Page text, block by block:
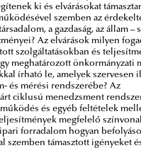
ki és elvárásokat
szemben az
a gazdaság, az állam –
Az elvárások milyen
szolgáltatásokban és
meghatározott önkormányzati
írható le, amelyek szervesen
és mérési rendszerébe? Az
ciklusú menedzsment
és egyéb feltételek
megfelelő
forradalom hogyan
szemben támasztott igényeket